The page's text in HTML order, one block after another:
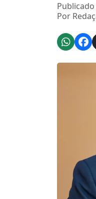
Por